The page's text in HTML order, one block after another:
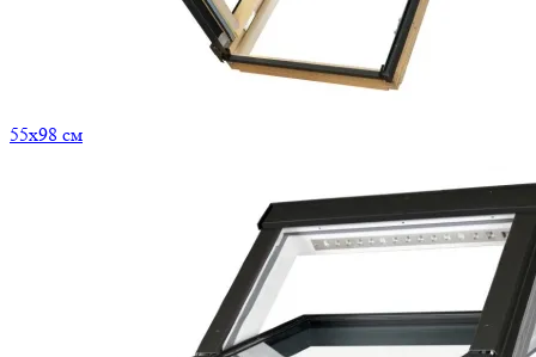
55x98 см